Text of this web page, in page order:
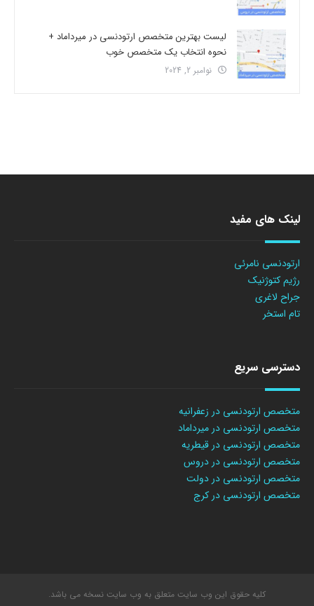
لیست بهترین متخصص ارتودنسی در میرداماد +
نحوه انتخاب یک متخصص خوب
نوامبر 2, 2024
لینک های مفید
ارتودنسی نامرئی
رژیم کتوژنیک
جراح لاغری
تام استخر
دسترسی سریع
متخصص ارتودنسی در زعفرانیه
متخصص ارتودنسی در میرداماد
متخصص ارتودنسی در قیطریه
متخصص ارتودنسی در دروس
متخصص ارتودنسی در دولت
متخصص ارتودنسی در کرج
کلیه حقوق این وب سایت متعلق به وب سایت نسخه می باشد.